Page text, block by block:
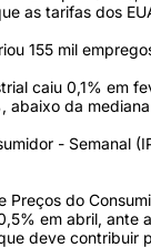
as tarifas dos
155 mil
caiu 0,1% em
abaixo da
- Semanal
do
em abril, ante
deve contribuir